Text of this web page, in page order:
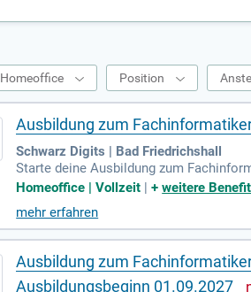
Homeoffice Position
Ausbildung zum
Schwarz Digits | Bad Friedrichshall
Starte deine Ausbildung zum
Mathematik und Informatik
nd ein abgeschlossener
nft aktiv mit!
Homeoffice | Vollzeit |+weitere
mehr erfahren
Ausbildung zum
Ausbildungsbeginn 01.09.2027